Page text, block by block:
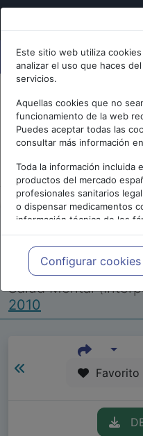
Este sitio web utiliza
analizar el uso que haces
servicios.
Aquellas cookies que no
funcionamiento de la web
Puedes aceptar todas las
consultar más información
Toda la información incluida
productos del mercado
profesionales sanitarios
o dispensar medicamentos
información técnica de los
meramente informativo,
profesionales facultados
cada caso concreto, el
necesidades del paciente.
Configurar cookies
Repositorio de
Internacional de
Salud Mental
2010
Favorito